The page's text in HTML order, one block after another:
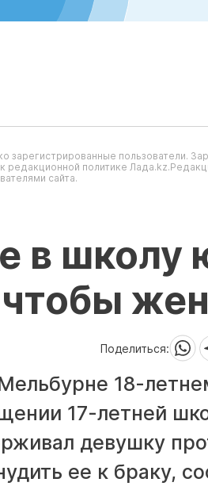
зарегистрированные пользователи.
политике
сайта.
в школу
Поделиться:
18-
17-летней
девушку
ее к браку,